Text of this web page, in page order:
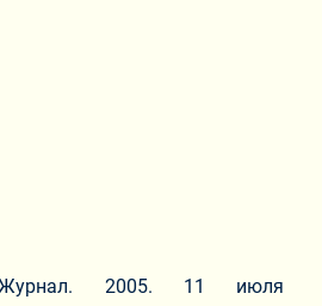
2005. 11 июля